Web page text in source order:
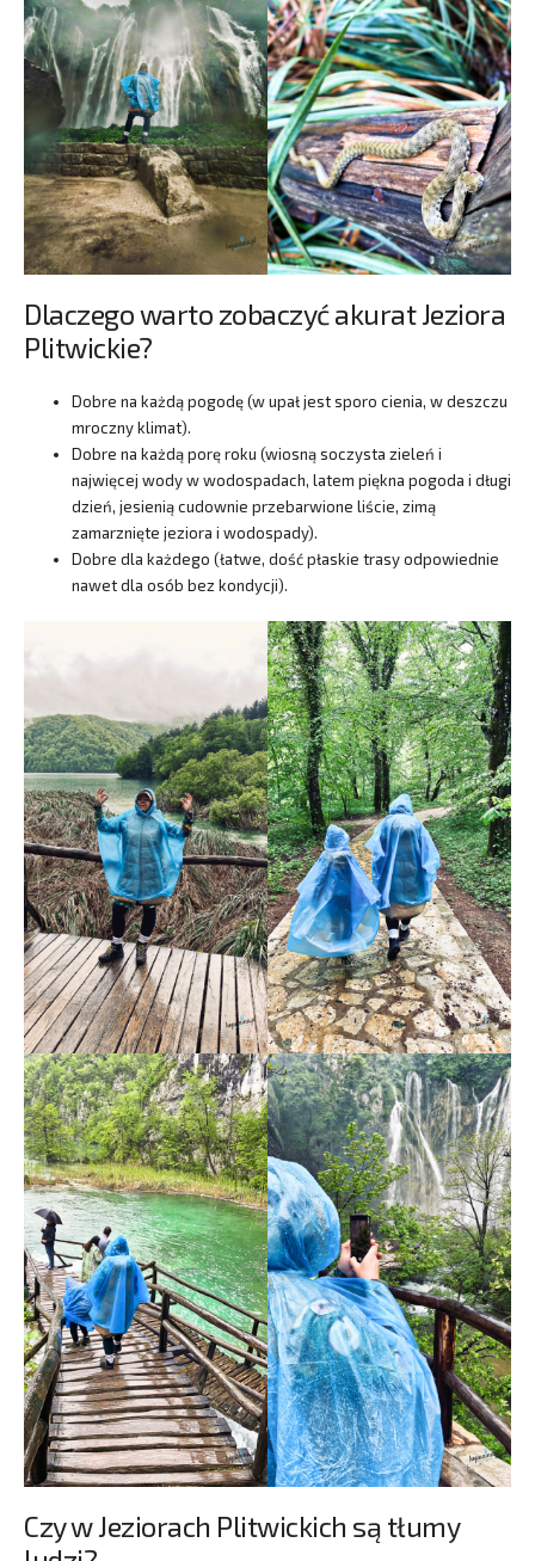
Dlaczego warto zobaczyć akurat Jeziora
Plitwickie?
Dobre na każdą pogodę (w upał jest sporo cienia, w deszczu
mroczny klimat).
Dobre na każdą porę roku (wiosną soczysta zieleń i
najwięcej wody w wodospadach, latem piękna pogoda i długi
dzień, jesienią cudownie przebarwione liście, zimą
zamarznięte jeziora i wodospady).
Dobre dla każdego (łatwe, dość płaskie trasy odpowiednie
nawet dla osób bez kondycji).
Czy w Jeziorach Plitwickich są tłumy